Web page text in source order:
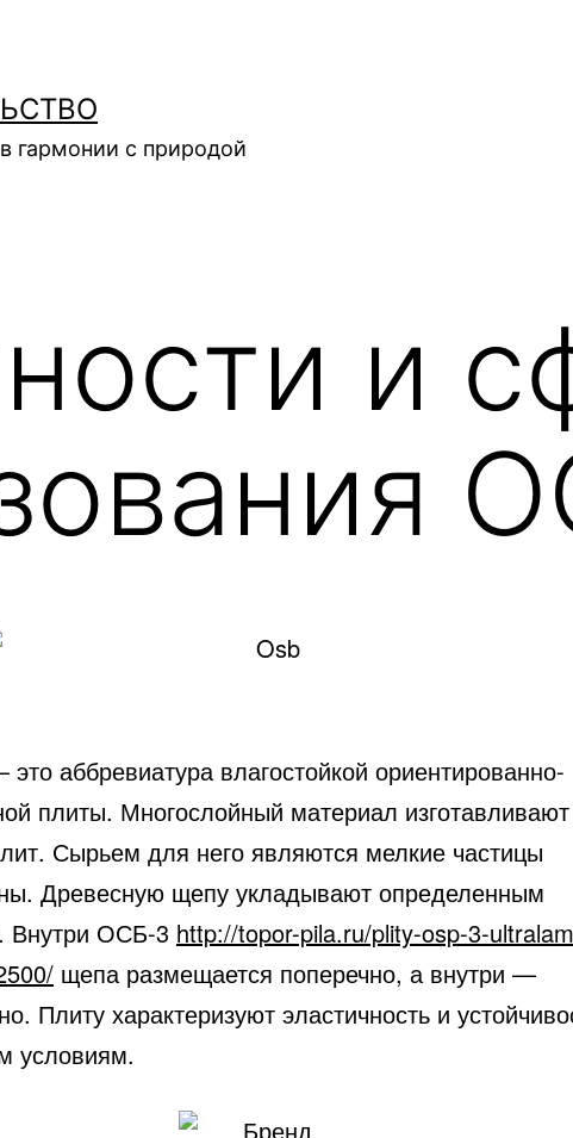
гармонии с природой
и
аббревиатура влагостойкой ориентированно-
плиты. Многослойный материал
Сырьем для него являются мелкие частицы
Древесную щепу укладывают определенным
Внутри ОСБ-3 http://topor-pila.ru/plity-osp-3-
щепа размещается поперечно, а внутри —
Плиту характеризуют эластичность и
условиям.